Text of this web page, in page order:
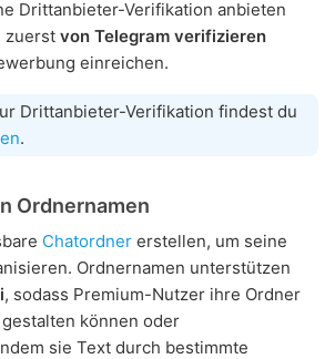
Drittanbieter-Verifikation anbieten
zuerst von Telegram verifizieren
einreichen.
Drittanbieter-Verifikation findest du
.
Ordnernamen
Chatordner erstellen, um seine
Ordnernamen unterstützen
, sodass Premium-Nutzer ihre Ordner
gestalten können oder
sie Text durch bestimmte